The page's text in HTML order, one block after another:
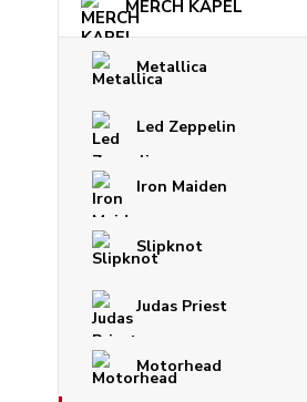
MERCH KAPEL
Metallica
Led Zeppelin
Iron Maiden
Slipknot
Judas Priest
Motorhead